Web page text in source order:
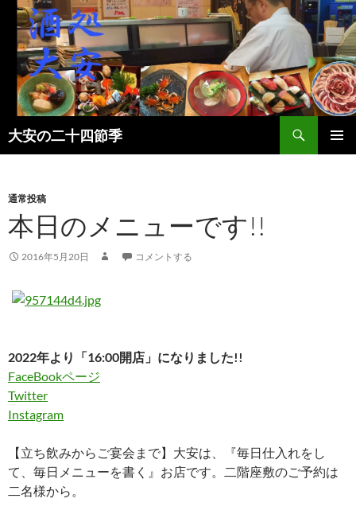
大安の二十四節季
検
索
ン
へ
キ
プ
通常投稿
本日のメニューです!!
2016年5月20日 コメントする
2022年より「16:00開店」になりました!!
FaceBookページ
Twitter
Instagram
【立ち飲みからご宴会まで】大安は、『毎日仕入れをし
て、毎日メニューを書く』お店です。二階座敷のご予約は
二名様から。